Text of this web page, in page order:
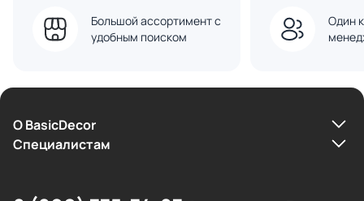
Большой ассортимент с
удобным поиском
Один
О BasicDecor
Cпециалистам